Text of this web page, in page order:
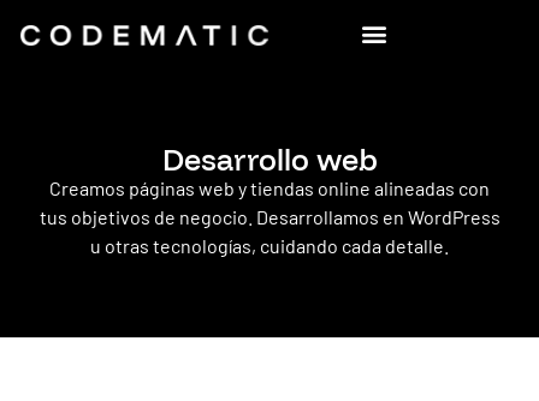
Desarrollo web
Creamos páginas web y tiendas online alineadas con
tus objetivos de negocio. Desarrollamos en WordPress
u otras tecnologías, cuidando cada detalle.